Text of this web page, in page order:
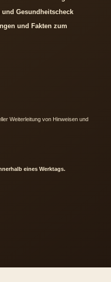
Gesundheitscheck
und Fakten zum
Weiterleitung von Hinweisen und
eines Werktags.